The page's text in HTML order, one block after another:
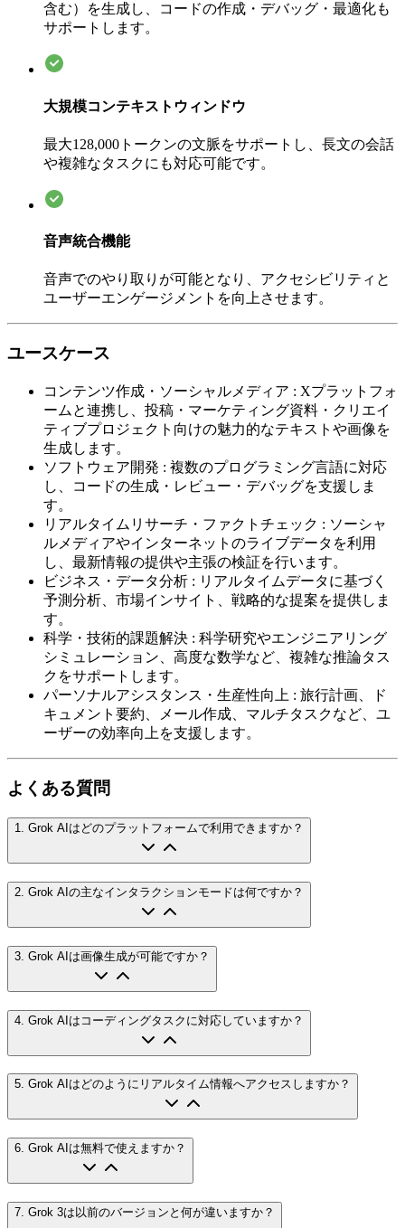
含む）を生成し、コードの作成・デバッグ・最適化も
サポートします。
大規模コンテキストウィンドウ
最大128,000トークンの文脈をサポートし、長文の会話
や複雑なタスクにも対応可能です。
音声統合機能
音声でのやり取りが可能となり、アクセシビリティと
ユーザーエンゲージメントを向上させます。
ユースケース
コンテンツ作成・ソーシャルメディア : Xプラットフォ
ームと連携し、投稿・マーケティング資料・クリエイ
ティブプロジェクト向けの魅力的なテキストや画像を
生成します。
ソフトウェア開発 : 複数のプログラミング言語に対応
し、コードの生成・レビュー・デバッグを支援しま
す。
リアルタイムリサーチ・ファクトチェック : ソーシャ
ルメディアやインターネットのライブデータを利用
し、最新情報の提供や主張の検証を行います。
ビジネス・データ分析 : リアルタイムデータに基づく
予測分析、市場インサイト、戦略的な提案を提供しま
す。
科学・技術的課題解決 : 科学研究やエンジニアリング
シミュレーション、高度な数学など、複雑な推論タス
クをサポートします。
パーソナルアシスタンス・生産性向上 : 旅行計画、ド
キュメント要約、メール作成、マルチタスクなど、ユ
ーザーの効率向上を支援します。
よくある質問
1. Grok AIはどのプラットフォームで利用できますか？
2. Grok AIの主なインタラクションモードは何ですか？
3 Grok AIは画像生成が可能ですか？
4 Grok AIはコーディングタスクに対応していますか？
5. Grok AIはどのようにリアルタイム情報へアクセスしますか？
6 Grok AIは無料で使えますか？
7 Grok 3は以前のバージョンと何が違いますか？